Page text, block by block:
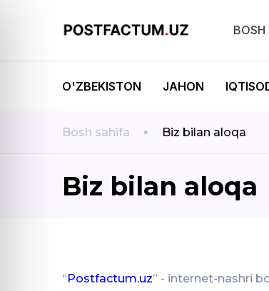
BOSH
O'ZBEKISTON JAHON
Bosh sahifa Biz bilan aloqa
Biz bilan aloqa
“Postfactum.uz” - internet-nashri